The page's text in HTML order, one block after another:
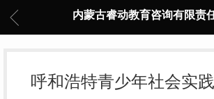
内蒙古睿动教育咨询有限责
呼和浩特青少年社会实